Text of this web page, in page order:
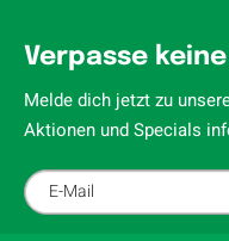
Verpasse
Melde dich jetzt zu
Aktionen und Specials